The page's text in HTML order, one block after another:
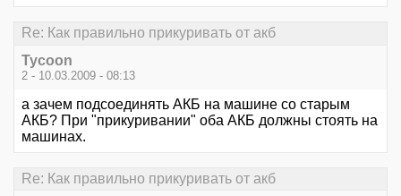
Re: Как правильно прикуривать от акб
Tycoon
2 - 10.03.2009 - 08:13
а зачем подсоединять АКБ на машине со старым
АКБ? При "прикуривании" оба АКБ должны стоять на
машинах.
Re: Как правильно прикуривать от акб